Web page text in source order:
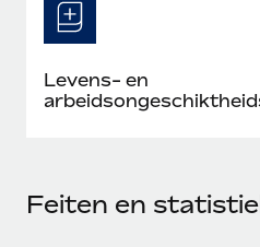
Levens- en
Feiten en